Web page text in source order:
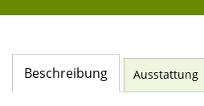
Beschreibung Ausstattung